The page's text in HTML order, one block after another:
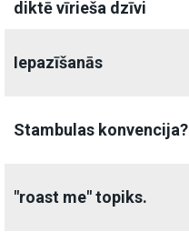
diktē vīrieša dzīvi
Iepazīšanās
Stambulas konvencija?
"roast me" topiks.